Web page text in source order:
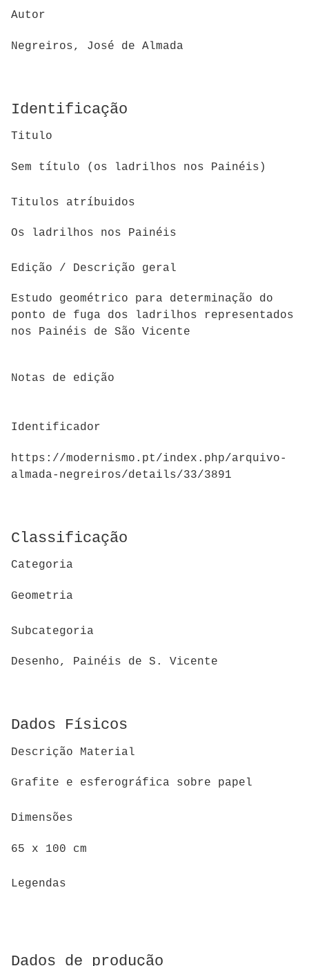
Autor
Negreiros, José de Almada
Identificação
Titulo
Sem título (os ladrilhos nos Painéis)
Titulos atríbuidos
Os ladrilhos nos Painéis
Edição / Descrição geral
Estudo geométrico para determinação do
ponto de fuga dos ladrilhos representados
nos Painéis de São Vicente
Notas de edição
Identificador
https://modernismo.pt/index.php/arquivo-
almada-negreiros/details/33/3891
Classificação
Categoria
Geometria
Subcategoria
Desenho, Painéis de S. Vicente
Dados Físicos
Descrição Material
Grafite e esferográfica sobre papel
Dimensões
65 x 100 cm
Legendas
Dados de produção